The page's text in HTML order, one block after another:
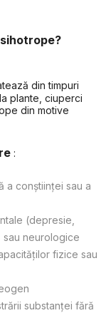
din timpuri
plante, ciuperci
din motive
:
a conștiinței sau a
(depresie,
neurologice
fizice sau
substanței fără